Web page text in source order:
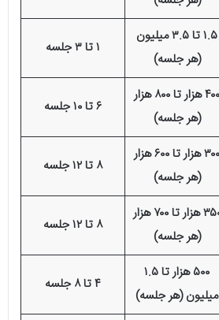
۱.۵ تا ۳.۵ میلیون
(هر جلسه)
۱ تا ۳ جلسه
۴۰۰ هزار تا ۸۰۰ هزار
(هر جلسه)
۶ تا ۱۰ جلسه
۳۰۰ هزار تا ۶۰۰ هزار
(هر جلسه)
۸ تا ۱۲ جلسه
۳۵۰ هزار تا ۷۰۰ هزار
(هر جلسه)
۸ تا ۱۲ جلسه
۵۰۰ هزار تا ۱.۵
میلیون (هر جلسه)
۴ تا ۸ جلسه